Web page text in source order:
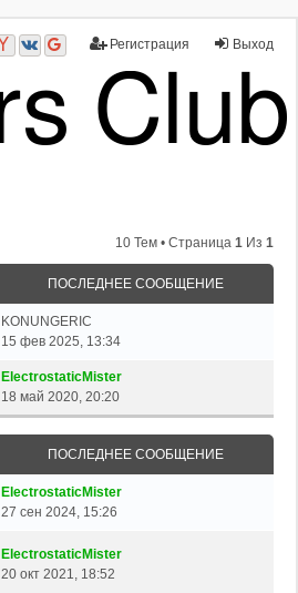
Выход
Регистрация
10 Тем • Страница 1 Из 1
ПОСЛЕДНЕЕ СООБЩЕНИЕ
KONUNGERIC
15 фев 2025, 13:34
ElectrostaticMister
18 май 2020, 20:20
ПОСЛЕДНЕЕ СООБЩЕНИЕ
ElectrostaticMister
27 сен 2024, 15:26
ElectrostaticMister
20 окт 2021, 18:52